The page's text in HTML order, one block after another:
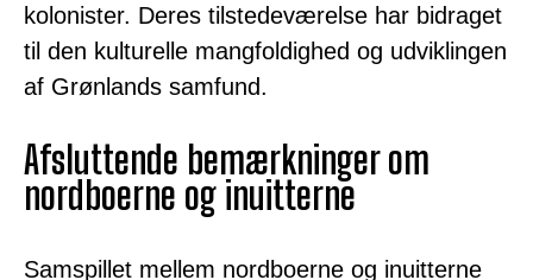
kolonister. Deres tilstedeværelse har bidraget
til den kulturelle mangfoldighed og udviklingen
af Grønlands samfund.
Afsluttende bemærkninger om
nordboerne og inuitterne
Samspillet mellem nordboerne og inuitterne